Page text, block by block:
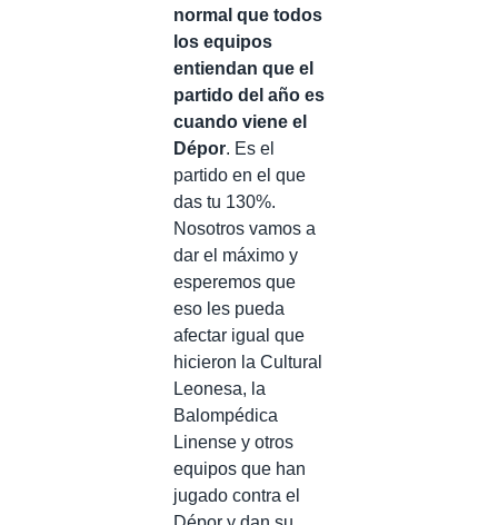
normal que todos
los equipos
entiendan que el
partido del año es
cuando viene el
Dépor. Es el
partido en el que
das tu 130%.
Nosotros vamos a
dar el máximo y
esperemos que
eso les pueda
afectar igual que
hicieron la Cultural
Leonesa, la
Balompédica
Linense y otros
equipos que han
jugado contra el